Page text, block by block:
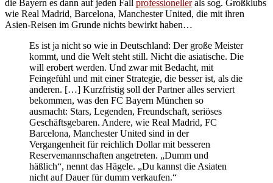
die Bayern es dann auf jeden Fall professionellerals sog. Großklubs
wie Real Madrid, Barcelona, Manchester United, die mit ihren
Asien-Reisen im Grunde nichts bewirkt haben…
Es ist ja nicht so wie in Deutschland: Der große Meister
kommt, und die Welt steht still. Nicht die asiatische. Die
will erobert werden. Und zwar mit Bedacht, mit
Feingefühl und mit einer Strategie, die besser ist, als die
anderen. […] Kurzfristig soll der Partner alles serviert
bekommen, was den FC Bayern München so
ausmacht: Stars, Legenden, Freundschaft, seriöses
Geschäftsgebaren. Andere, wie Real Madrid, FC
Barcelona, Manchester United sind in der
Vergangenheit für reichlich Dollar mit besseren
Reservemannschaften angetreten. „Dumm und
häßlich“, nennt das Hägele. „Du kannst die Asiaten
nicht auf Dauer für dumm verkaufen.“